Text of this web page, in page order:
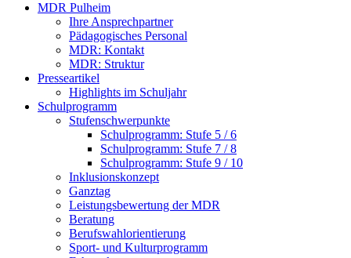
MDR Pulheim
Ihre Ansprechpartner
Pädagogisches Personal
MDR: Kontakt
MDR: Struktur
Presseartikel
Highlights im Schuljahr
Schulprogramm
Stufenschwerpunkte
Schulprogramm: Stufe 5 / 6
Schulprogramm: Stufe 7 / 8
Schulprogramm: Stufe 9 / 10
Inklusionskonzept
Ganztag
Leistungsbewertung der MDR
Beratung
Berufswahlorientierung
Sport- und Kulturprogramm